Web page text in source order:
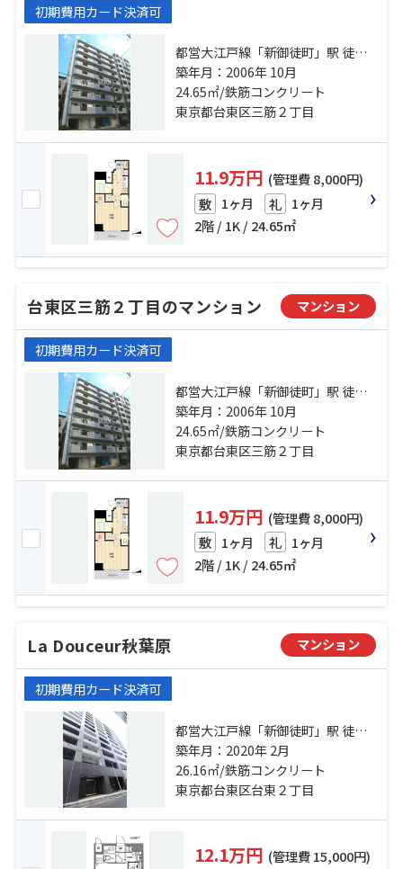
初期費用カード決済可
都営大江戸線「新御徒町」駅 徒歩3
分 日比谷線「仲御徒町」駅 徒歩10
分 都営浅草線「蔵前」駅 徒歩8分
築年月：2006年 10月
24.65㎡/鉄筋コンクリート
東京都台東区三筋２丁目
11.9万円 (管理費 8,000円)
敷 1ヶ月 礼 1ヶ月
2階 / 1K / 24.65㎡
台東区三筋２丁目のマンション マンション
初期費用カード決済可
都営大江戸線「新御徒町」駅 徒歩3
分 日比谷線「仲御徒町」駅 徒歩10
分 都営浅草線「蔵前」駅 徒歩8分
築年月：2006年 10月
24.65㎡/鉄筋コンクリート
東京都台東区三筋２丁目
11.9万円 (管理費 8,000円)
敷 1ヶ月 礼 1ヶ月
2階 / 1K / 24.65㎡
La Douceur秋葉原 マンション
初期費用カード決済可
都営大江戸線「新御徒町」駅 徒歩7
分 日比谷線「仲御徒町」駅 徒歩7分
山手線「秋葉原」駅 徒歩14分
築年月：2020年 2月
26.16㎡/鉄筋コンクリート
東京都台東区台東２丁目
12.1万円 (管理費 15,000円)